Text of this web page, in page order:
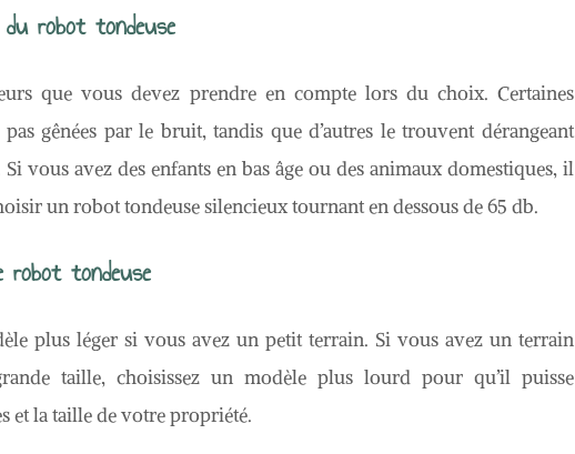
robot tondeuse
que vous devez prendre en compte lors du choix. Certaines
gênées par le bruit, tandis que d’autres le trouvent dérangeant
vous avez des enfants en bas âge ou des animaux domestiques, il
un robot tondeuse silencieux tournant en dessous de 65 db.
robot tondeuse
plus léger si vous avez un petit terrain. Si vous avez un terrain
taille, choisissez un modèle plus lourd pour qu’il puisse
et la taille de votre propriété.